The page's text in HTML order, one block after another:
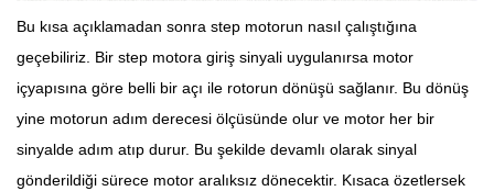
Bu kısa açıklamadan sonra step motorun nasıl çalıştığına
geçebiliriz. Bir step motora giriş sinyali uygulanırsa motor
içyapısına göre belli bir açı ile rotorun dönüşü sağlanır. Bu dönüş
yine motorun adım derecesi ölçüsünde olur ve motor her bir
sinyalde adım atıp durur. Bu şekilde devamlı olarak sinyal
gönderildiği sürece motor aralıksız dönecektir. Kısaca özetlersek